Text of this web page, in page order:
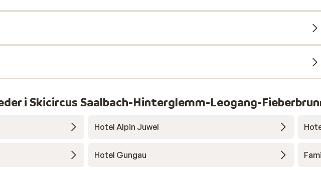
i Skicircus Saalbach-Hinterglemm-Leogang-
Hotel Alpin Juwel
Hotel Gungau